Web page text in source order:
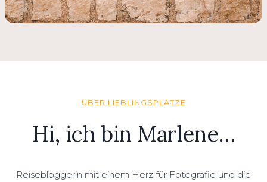
ÜBER LIEBLINGSPLÄTZE
Hi, ich bin Marlene…
Reisebloggerin mit einem Herz für Fotografie und die